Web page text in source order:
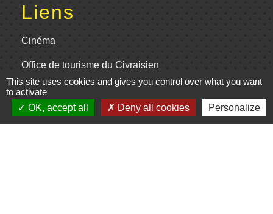
Liens
Cinéma
Office de tourisme du Civraisien
en Poitou
Actualités communauté de
communes
This site uses cookies and gives you control over what you want
to activate
OK, accept all
Deny all cookies Personalize